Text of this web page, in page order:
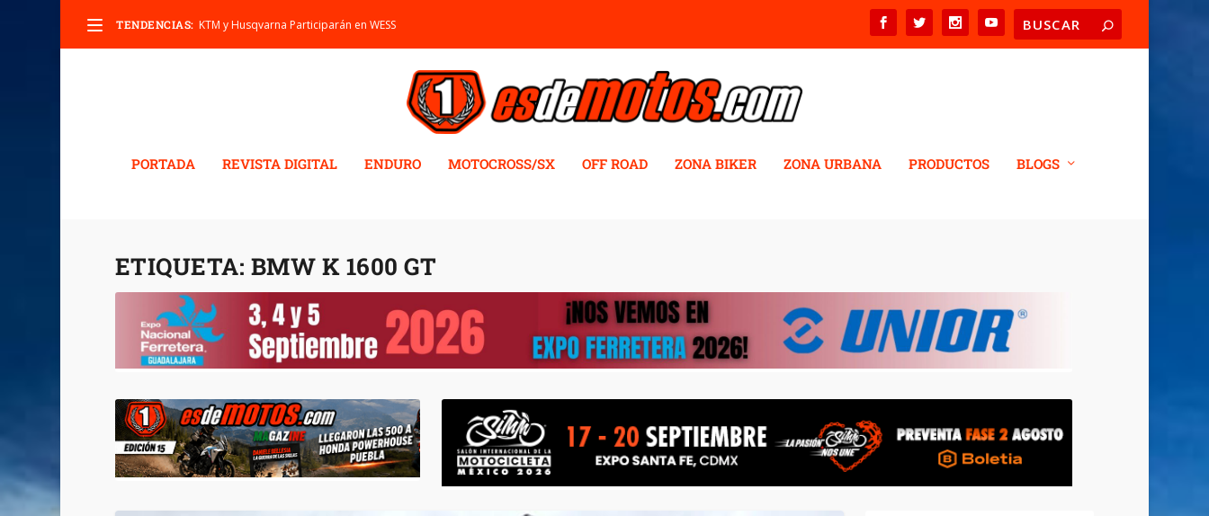
TENDENCIAS: KTM y Husqvarna Participarán en WESS
PORTADA REVISTA DIGITAL ENDURO MOTOCROSS/SX OFF ROAD ZONA BIKER ZONA URBANA PRODUCTOS BLOGS
ETIQUETA: BMW K 1600 GT